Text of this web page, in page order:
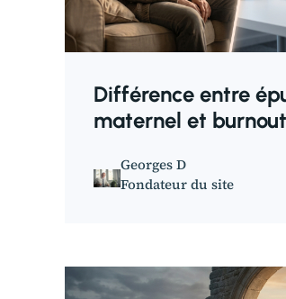
Différence entre
maternel et
Georges D
Fondateur du site